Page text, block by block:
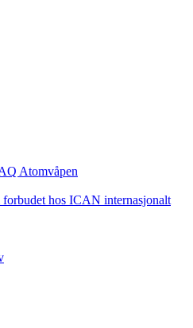
Atomvåpen
forbudet hos ICAN internasjonalt